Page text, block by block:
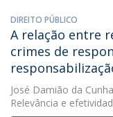
DIREITO PÚBLICO
A relação entre
crimes de
José Damião da Cunha
Relevância e